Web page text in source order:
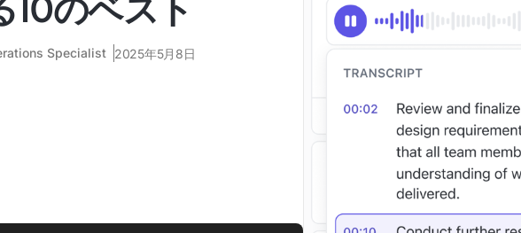
Specialist 2025年5月8日